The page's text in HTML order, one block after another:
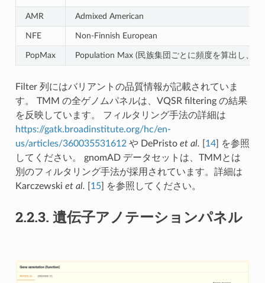
AMR Admixed American
NFE Non-Finnish European
PopMax Population Max (民族集団ごとに頻度を算出し、
Filter 列にはバリアントの品質情報が記載されていま
す。 TMM の全ゲノムパネルは、VQSR filtering の結果
を反映しています。 フィルタリング手法の詳細は
https://gatk.broadinstitute.org/hc/en-
us/articles/360035531612や DePristo et al. 14]
を参照
してください。 gnomAD データセットは、TMMとは
別のフィルタリング手法が採用されています。詳細は
Karczewski et al. 15] を参照してください。
2.2.3. 遺伝子アノテーションパネル